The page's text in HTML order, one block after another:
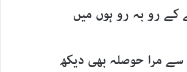
کے رو بہ رو ہوں میں
مرا حوصلہ بھی دیکھ